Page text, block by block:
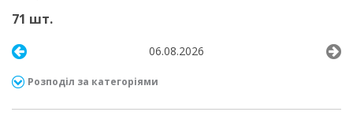
71 шт.
06.08.2026
Розподіл за категоріями